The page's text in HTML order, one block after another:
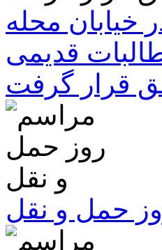
خیابان محله
قدیمی
قرار گرفت
حمل و نقل